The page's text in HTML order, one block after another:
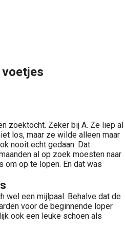
voetjes
zoektocht. Zeker bij A. Ze liep al
los, maar ze wilde alleen maar
nooit echt gedaan. Dat
al op zoek moesten naar
om op te lopen. En dat was
wel een mijlpaal. Behalve dat de
voor de beginnende loper
ook een leuke schoen als